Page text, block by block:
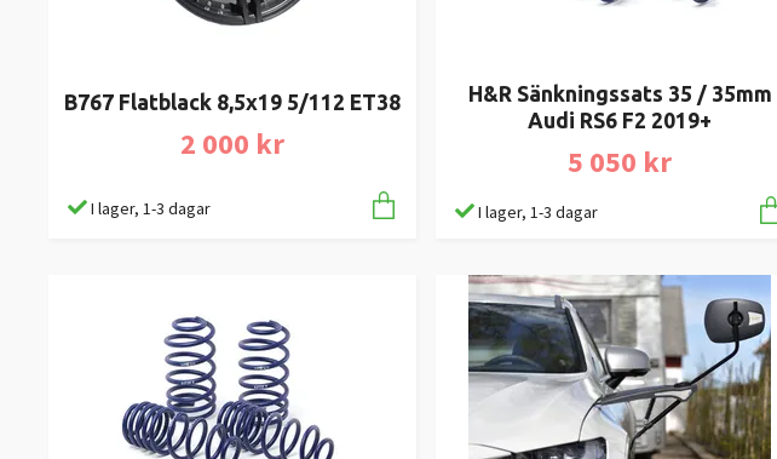
B767 Flatblack 8,5x19 5/112 ET38
2 000 kr
I lager, 1-3 dagar
H&R Sänkningssats 35 / 35mm
Audi RS6 F2 2019+
5 050 kr
I lager, 1-3 dagar